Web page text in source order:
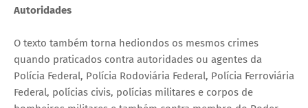
Autoridades
O texto também torna hediondos os mesmos crimes
quando praticados contra autoridades ou agentes da
Polícia Federal, Polícia Rodoviária Federal, Polícia Ferroviária
Federal, polícias civis, polícias militares e corpos de